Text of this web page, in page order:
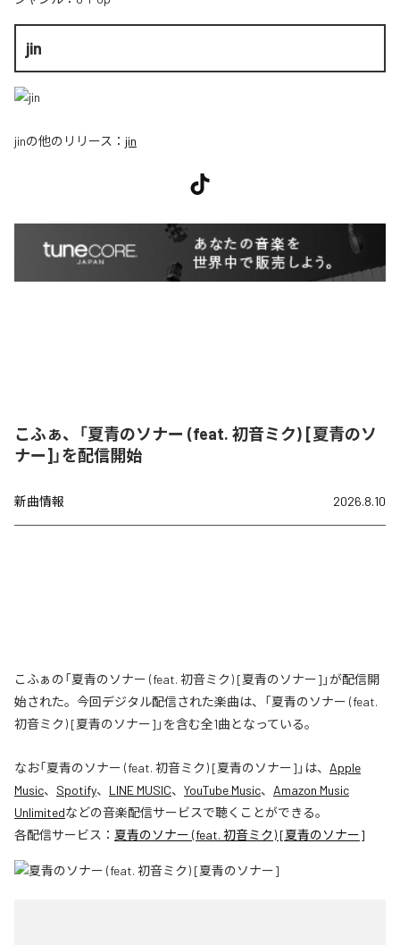
jin
jinの他のリリース： jin
こふぁ、「夏青のソナー (feat. 初音ミク) [夏青のソ
ナー]」を配信開始
新曲情報 2026.8.10
こふぁの「夏青のソナー (feat. 初音ミク) [夏青のソナー]」が配信開
始された。今回デジタル配信された楽曲は、「夏青のソナー (feat.
初音ミク) [夏青のソナー]」を含む全1曲となっている。
なお「夏青のソナー (feat. 初音ミク) [夏青のソナー] 」は、 Apple
Music、 Spotify、 LINE MUSIC、 YouTube Music、 Amazon Music
Unlimitedなどの音楽配信サービスで聴くことができる。
各配信サービス： 夏青のソナー (feat. 初音ミク) [夏青のソナー]